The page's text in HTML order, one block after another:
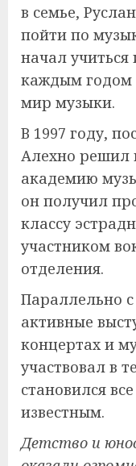
в семье,
пойти по
начал
каждым годом
мир музыки.
В 1997 году,
Алехно решил
академию
он получил
классу
участником
отделения.
Параллельно
активные
концертах и
участвовал в
становился
известным.
Детство и